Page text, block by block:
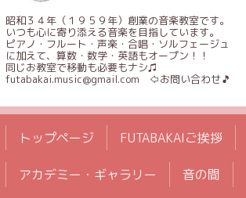
昭和３４年（１９５９年）創業の音楽教室です。
いつも心に寄り添える音楽を目指しています。
ピアノ・フルート・声楽・合唱・ソルフェージュ
に加えて、算数・数学・英語もオープン！！
同じお教室で移動も必要もナシ♫
futabakai.music@gmail.com ⇦お問い合わせ🎵
トップページ FUTABAKAIご挨拶
アカデミー・ギャラリー 音の間